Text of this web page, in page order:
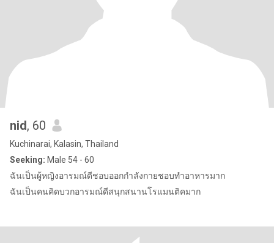
nid, 60
Kuchinarai, Kalasin, Thailand
Seeking: Male 54 - 60
ฉันเป็นผู้หญิงอารมณ์ดีชอบออกกำลังกายชอบทำอาหารมาก
ฉันเป็นคนคิดบวกอารมณ์ดีสนุกสนานโรแมนติคมาก